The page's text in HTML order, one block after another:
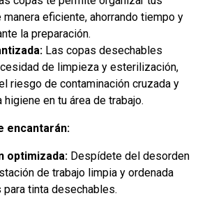
eficiente, ahorrando tiempo y
la preparación.
Las copas desechables
de limpieza y esterilización,
riesgo de contaminación cruzada y
higiene en tu área de trabajo.
encantarán:
optimizada: Despídete del desorden
de trabajo limpia y ordenada
tinta desechables.